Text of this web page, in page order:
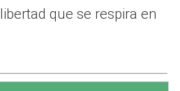
que se respira en